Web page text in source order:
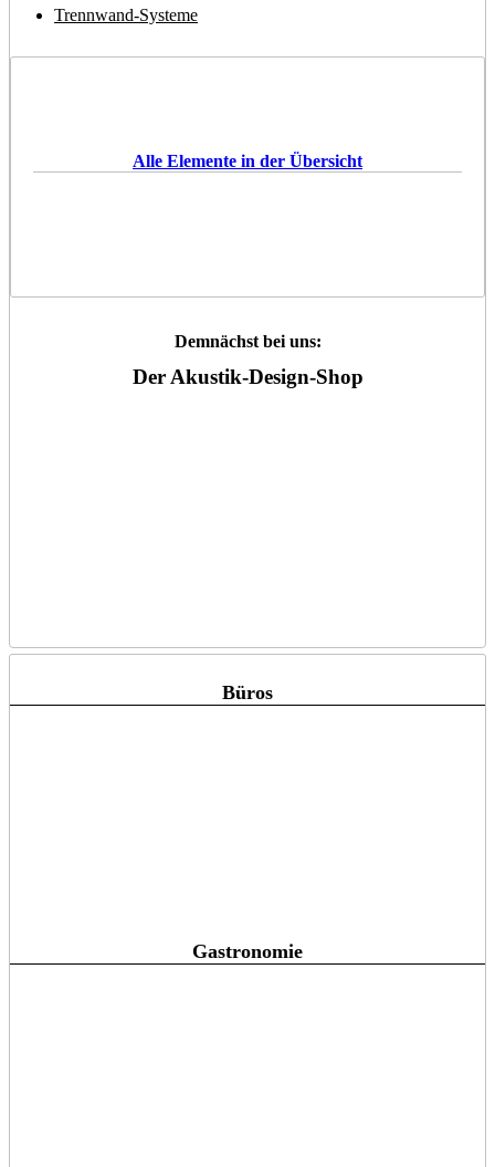
Trennwand-Systeme
Alle Elemente in der Übersicht
Demnächst bei uns:
Der Akustik-Design-Shop
Büros
Gastronomie